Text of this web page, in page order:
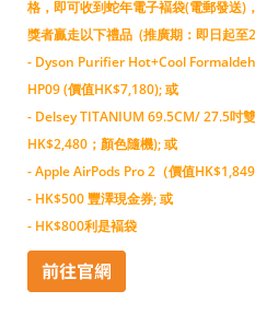
格，即可收到蛇年電子褔袋(電郵發送)
獎者贏走以下禮品 (推廣期：即日起
- Dyson Purifier Hot+Cool
HP09 (價值HK$7,180); 或
- Delsey TITANIUM 69.5CM/ 27.5吋
HK$2,480；顏色隨機); 或
- Apple AirPods Pro 2（價值
- HK$500 豐澤現金券; 或
- HK$800利是褔袋